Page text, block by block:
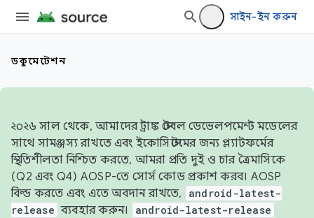
সাইন-ইন করুন
ডকুমেন্টেশন
২০২৬ সাল থেকে, আমাদের ট্রাঙ্ক স্টেবল ডেভেলপমেন্ট মডেলের
সাথে সামঞ্জস্য রাখতে এবং ইকোসিস্টেমের জন্য প্ল্যাটফর্মের
স্থিতিশীলতা নিশ্চিত করতে, আমরা প্রতি দুই ও চার ত্রৈমাসিকে
(Q2 এবং Q4) AOSP-তে সোর্স কোড প্রকাশ করব। AOSP
বিল্ড করতে এবং এতে অবদান রাখতে,
android-latest-
release ব্যবহার করুন। android-latest-release